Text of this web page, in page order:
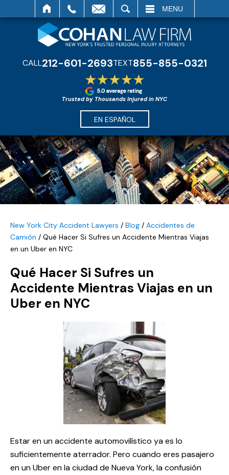
MENU
CALL212-601-2693TEXT855-855-0321
Trusted by Thousands Injured in NYC
EN ESPAÑOL
New York City Accident Lawyers / Blog / Accidentes de
Camión / Qué Hacer Si Sufres un Accidente Mientras Viajas
en un Uber en NYC
Qué Hacer Si Sufres un
Accidente Mientras Viajas en un
Uber en NYC
Estar en un accidente automovilístico ya es lo
suficientemente aterrador. Pero cuando eres pasajero
en un Uber en la ciudad de Nueva York, la confusión